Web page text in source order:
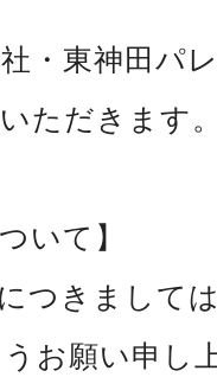
・東神田パ
ただきます
いて】
つきまして
お願い申し